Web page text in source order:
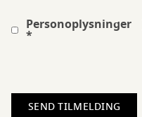
Personoplysninger